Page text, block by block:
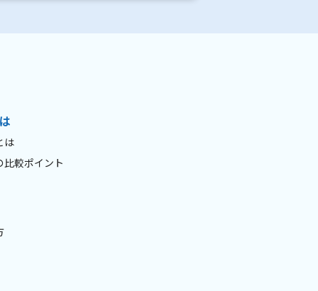
は
較ポイント